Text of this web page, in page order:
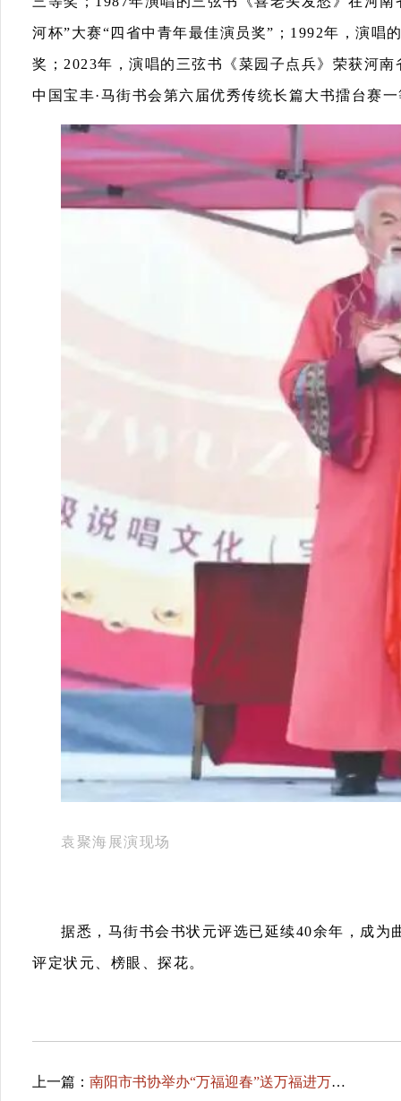
河杯”大赛“四省中青年最佳演员奖”；1992年，演唱
奖；2023年，演唱的三弦书《菜园子点兵》荣获河
中国宝丰·马街书会第六届优秀传统长篇大书擂台赛
袁聚海展演现场
据悉，马街书会书状元评选已延续40余年，成
评定状元、榜眼、探花。
上一篇： 南阳市书协举办“万福迎春”送万福进万家公益活动